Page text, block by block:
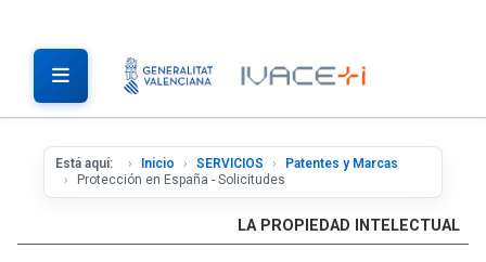
Está aquí: Inicio SERVICIOS
Patentes y Marcas
Protección en España - Solicitudes
LA PROPIEDAD INTELECTUAL